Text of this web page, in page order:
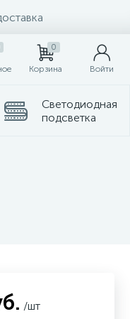
0
Корзина Войти
Светодиодная
подсветка
/шт